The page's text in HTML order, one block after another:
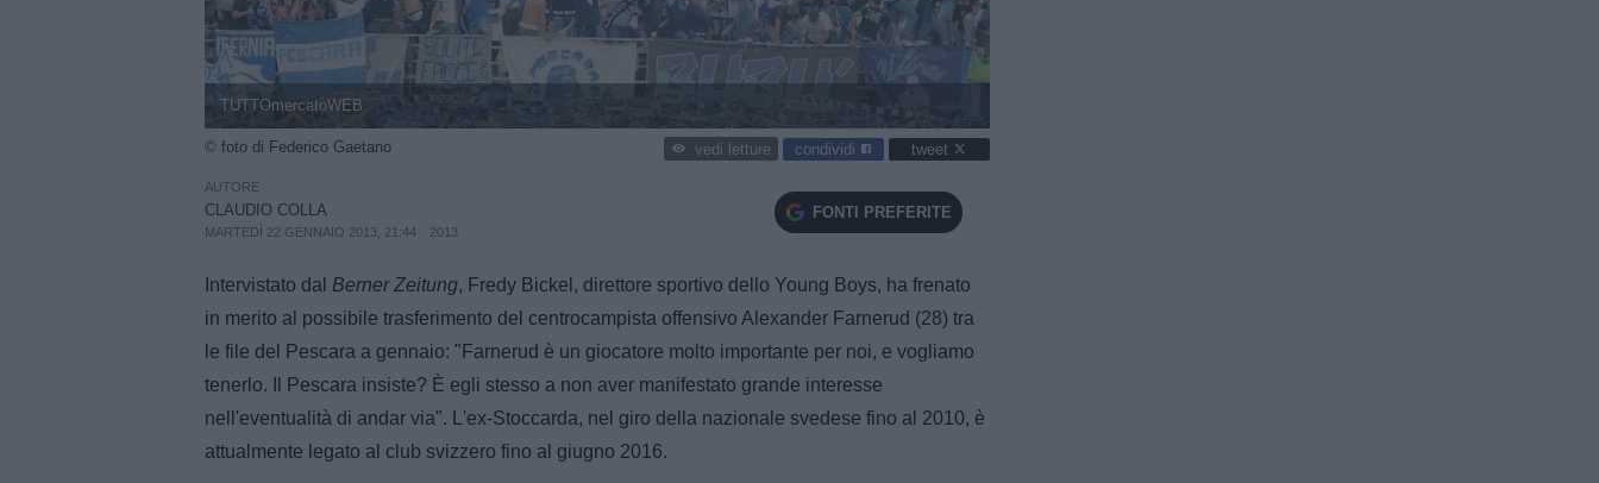
TUTTOmercatoWEB
© foto di Federico Gaetano vedi letture condividi tweet
AUTORE
CLAUDIO COLLA
MARTEDÌ 22 GENNAIO 2013, 21:44 2013
FONTI PREFERITE
Intervistato dal Berner Zeitung, Fredy Bickel, direttore sportivo dello Young Boys, ha frenato
in merito al possibile trasferimento del centrocampista offensivo Alexander Farnerud (28) tra
le file del Pescara a gennaio: "Farnerud è un giocatore molto importante per noi, e vogliamo
tenerlo. Il Pescara insiste? È egli stesso a non aver manifestato grande interesse
nell'eventualità di andar via". L'ex-Stoccarda, nel giro della nazionale svedese fino al 2010, è
attualmente legato al club svizzero fino al giugno 2016.